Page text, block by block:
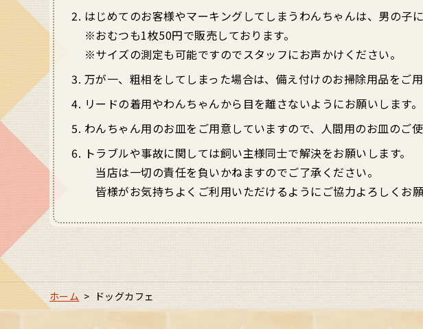
はじめてのお客様やマーキングしてしまうわんちゃんは、男の子
※おむつも1枚50円で販売しております。
※サイズの測定も可能ですのでスタッフにお声かけください。
万が一、粗相をしてしまった場合は、備え付けのお掃除用品をご
リードの着用やわんちゃんから目を離さないようにお願いします。
わんちゃん用のお皿をご用意していますので、人間用のお皿のご
トラブルや事故に関しては飼い主様同士で解決をお願いします。
当店は一切の責任を負いかねますのでご了承ください。
皆様がお気持ちよくご利用いただけるようにご協力よろしくお願
ホーム >ドッグカフェ